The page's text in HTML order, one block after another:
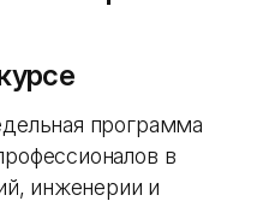
программа
в
инженерии и